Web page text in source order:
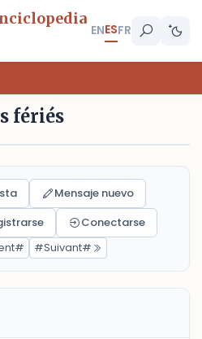
ENESFR
fériés
Mensaje nuevo
Conectarse
#Suivant#